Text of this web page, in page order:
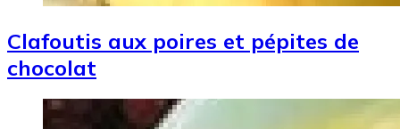
Clafoutis aux poires et pépites de
chocolat
Image